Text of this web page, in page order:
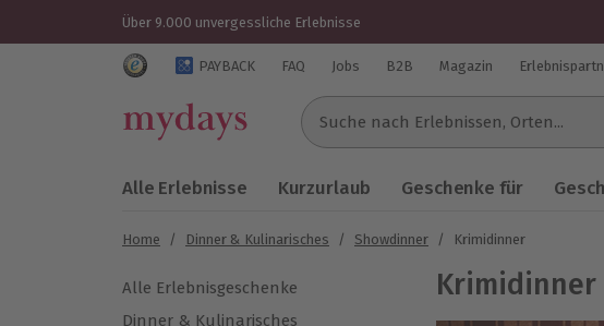
Über 9.000 unvergessliche Erlebnisse
Trustedshops Bewertungen für mydays.de
PAYBACK FAQ Jobs B2B Magazin
Suche nach Erlebnissen...
Alle Erlebnisse Kurzurlaub Geschenke für
Home / Dinner & Kulinarisches / Showdinner / Krimidinner
Alle Erlebnisgeschenke
Dinner & Kulinarisches
Krimidinner